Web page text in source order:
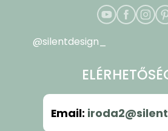
@silentdesign_
Email: